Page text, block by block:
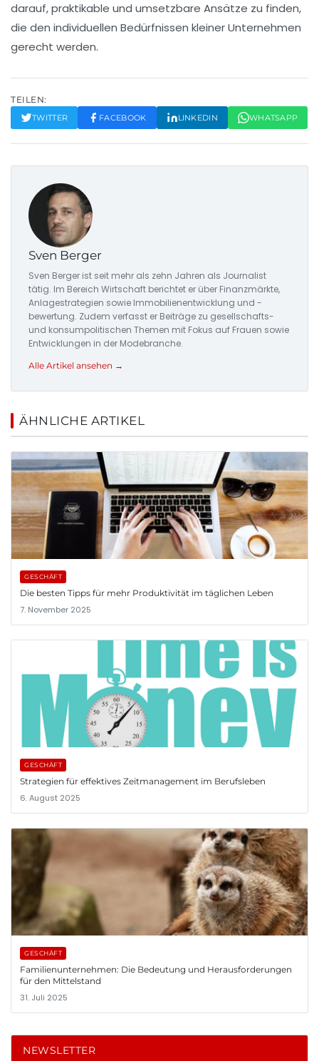
darauf, praktikable und umsetzbare Ansätze zu finden,
die den individuellen Bedürfnissen kleiner Unternehmen
gerecht werden.
TEILEN:
TWITTER FACEBOOK LINKEDIN WHATSAPP
Sven Berger
Sven Berger ist seit mehr als zehn Jahren als Journalist
tätig. Im Bereich Wirtschaft berichtet er über Finanzmärkte,
Anlagestrategien sowie Immobilienentwicklung und -
bewertung. Zudem verfasst er Beiträge zu gesellschafts-
und konsumpolitischen Themen mit Fokus auf Frauen sowie
Entwicklungen in der Modebranche.
Alle Artikel ansehen →
ÄHNLICHE ARTIKEL
GESCHÄFT
Die besten Tipps für mehr Produktivität im täglichen Leben
7. November 2025
GESCHÄFT
Strategien für effektives Zeitmanagement im Berufsleben
6. August 2025
GESCHÄFT
Familienunternehmen: Die Bedeutung und Herausforderungen
für den Mittelstand
31. Juli 2025
NEWSLETTER